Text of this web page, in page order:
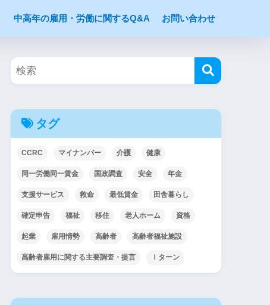
中高年の雇用・労働に関するQ&A お問い合わせ
タグ
CCRC マイナンバー 介護 健康
同一労働同一賃金 国政調査 安全 年金
支援サービス 救命 最低賃金 田舎暮らし
確定申告 福祉 移住 老人ホーム 資格
起業 雇用情勢 高齢者 高齢者福祉施設
高齢者雇用に関する主要調査・提言 Ｉターン